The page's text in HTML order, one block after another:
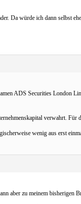
Da würde ich dann selbst
ADS Securities London
verwahrt. Für
wenig aus erst
aber zu meinem